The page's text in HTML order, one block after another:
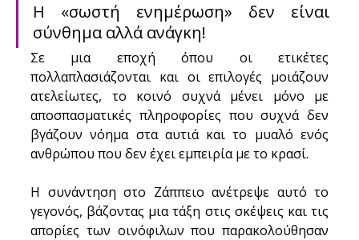
Η «σωστή ενημέρωση» δεν είναι
σύνθημα αλλά ανάγκη!
Σε μια εποχή όπου οι ετικέτες
πολλαπλασιάζονται και οι επιλογές μοιάζουν
ατελείωτες, το κοινό συχνά μένει μόνο με
αποσπασματικές πληροφορίες που συχνά δεν
βγάζουν νόημα στα αυτιά και το μυαλό ενός
ανθρώπου που δεν έχει εμπειρία με το κρασί.
Η συνάντηση στο Ζάππειο ανέτρεψε αυτό το
γεγονός, βάζοντας μια τάξη στις σκέψεις και τις
απορίες των οινόφιλων που παρακολούθησαν